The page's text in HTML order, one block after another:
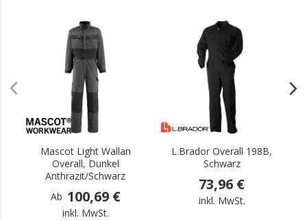
Mascot Light Wallan
Overall, Dunkel
Anthrazit/Schwarz
Ab 100,69 €
inkl. MwSt.
L.Brador Overall 198B,
Schwarz
73,96 €
inkl. MwSt.